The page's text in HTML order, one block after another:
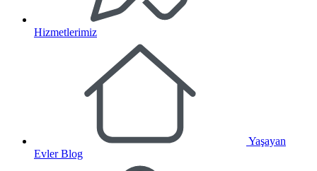
Hizmetlerimiz
Yaşayan
Evler Blog